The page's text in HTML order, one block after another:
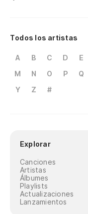
Todos los artistas
A B C D E
M
N O P Q
Y
Z #
Explorar
Canciones
Artistas
Álbumes
Playlists
Actualizaciones
Lanzamientos